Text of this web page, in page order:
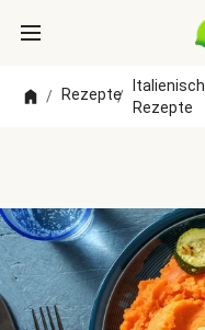
/ Rezepte/
Rezepte